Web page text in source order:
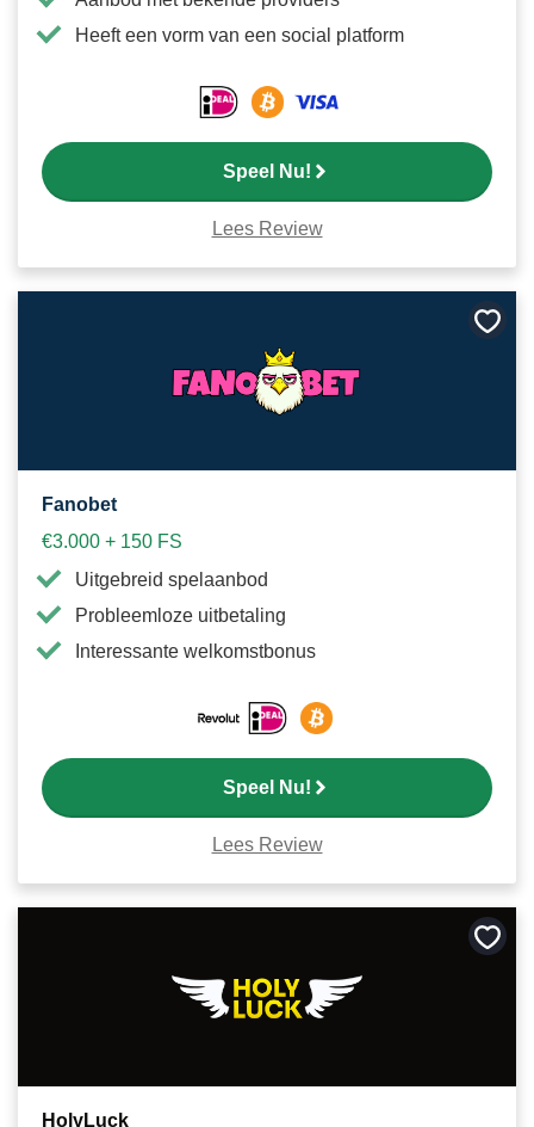
Heeft een vorm van een social platform
Speel Nu!
Lees Review
Fanobet
€3.000 + 150 FS
Uitgebreid spelaanbod
Probleemloze uitbetaling
Interessante welkomstbonus
Speel Nu!
Lees Review
HolyLuck